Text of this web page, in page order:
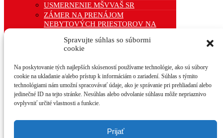
Spravujte súhlas so súbormi
cookie
Na poskytovanie tých najlepších skúseností používame technológie, ako sú súbory
cookie na ukladanie a/alebo prístup k informáciám o zariadení. Súhlas s týmito
technológiami nám umožní spracovávať údaje, ako je správanie pri prehliadaní alebo
jedinečné ID na tejto stránke. Nesúhlas alebo odvolanie súhlasu môže nepriaznivo
ovplyvniť určité vlastnosti a funkcie.
Prijať
USMERNENIE MŠVVAŠ SR
ZÁMER NA PRENÁJOM
NEBYTOVÝCH PRIESTOROV NA
ČINNOSŤ
UČITEĽOV
PRIEPUSTKA
POTVRDENIE O NÁVŠTEVE ŠKOLY
POTVRDENIE NA ÚČEL PRÍDAVKU
TLAČIVO NA EXKURZIU
TLAČIVO NA ŠKOLSKÝ VÝLET